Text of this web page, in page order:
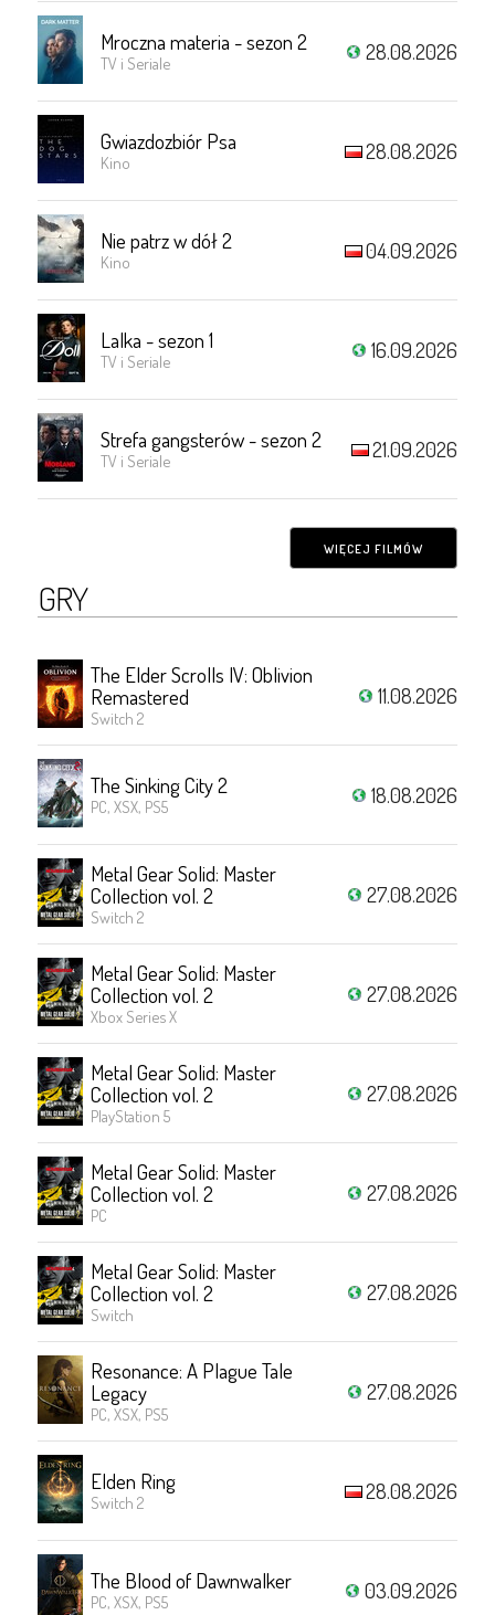
Mroczna materia - sezon 2
TV i Seriale 28.08.2026
Gwiazdozbiór Psa
Kino 28.08.2026
Nie patrz w dół 2
Kino 04.09.2026
Lalka - sezon 1
TV i Seriale 16.09.2026
Strefa gangsterów - sezon 2
TV i Seriale 21.09.2026
WIĘCEJ FILMÓW
GRY
The Elder Scrolls IV: Oblivion
Remastered
Switch 2
11.08.2026
The Sinking City 2
PC, XSX, PS5 18.08.2026
Metal Gear Solid: Master
Collection vol. 2
Switch 2
27.08.2026
Metal Gear Solid: Master
Collection vol. 2
Xbox Series X
27.08.2026
Metal Gear Solid: Master
Collection vol. 2
PlayStation 5
27.08.2026
Metal Gear Solid: Master
Collection vol. 2
PC
27.08.2026
Metal Gear Solid: Master
Collection vol. 2
Switch
27.08.2026
Resonance: A Plague Tale
Legacy
PC, XSX, PS5
27.08.2026
Elden Ring
Switch 2 28.08.2026
The Blood of Dawnwalker
PC, XSX, PS5 03.09.2026